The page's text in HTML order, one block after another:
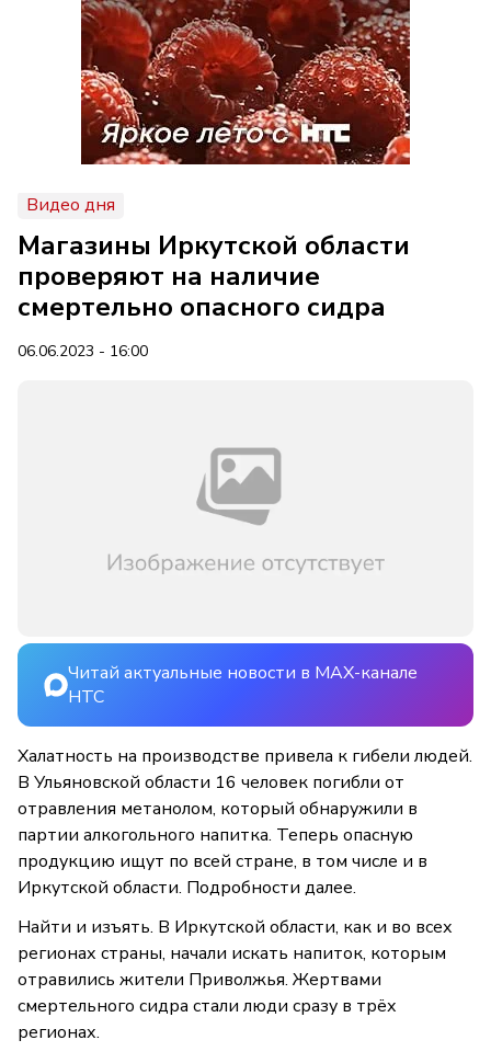
Видео дня
Магазины Иркутской области
проверяют на наличие
смертельно опасного сидра
06.06.2023 - 16:00
Читай актуальные новости в MAX-канале
НТС
Халатность на производстве привела к гибели людей.
В Ульяновской области 16 человек погибли от
отравления метанолом, который обнаружили в
партии алкогольного напитка. Теперь опасную
продукцию ищут по всей стране, в том числе и в
Иркутской области. Подробности далее.
Найти и изъять. В Иркутской области, как и во всех
регионах страны, начали искать напиток, которым
отравились жители Приволжья. Жертвами
смертельного сидра стали люди сразу в трёх
регионах.